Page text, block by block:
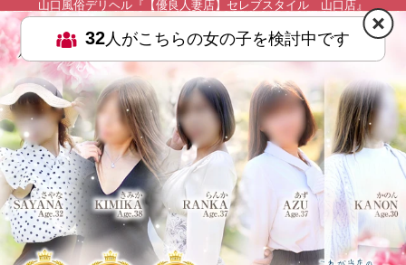
山口風俗デリヘル『【優良人妻店】セレブスタイル 山口店』